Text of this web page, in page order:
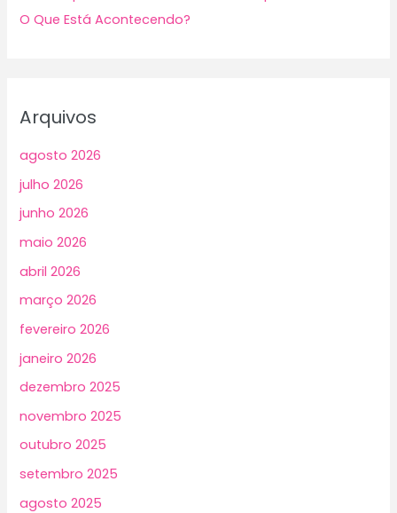
O Que Está Acontecendo?
Arquivos
agosto 2026
julho 2026
junho 2026
maio 2026
abril 2026
março 2026
fevereiro 2026
janeiro 2026
dezembro 2025
novembro 2025
outubro 2025
setembro 2025
agosto 2025